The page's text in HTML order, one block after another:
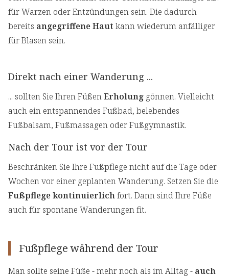
für Warzen oder Entzündungen sein. Die dadurch
bereits angegriffene Haut kann wiederum anfälliger
für Blasen sein.
Direkt nach einer Wanderung ...
... sollten Sie Ihren FüßenErholung gönnen. Vielleicht
auch ein entspannendes Fußbad, belebendes
Fußbalsam, Fußmassagen oder Fußgymnastik.
Nach der Tour ist vor der Tour
Beschränken Sie Ihre Fußpflege nicht auf die Tage oder
Wochen vor einer geplanten Wanderung. Setzen Sie die
Fußpflege kontinuierlichfort. Dann sind Ihre Füße
auch für spontane Wanderungen fit.
Fußpflege während der Tour
Man sollte seine Füße - mehr noch als im Alltag - auch